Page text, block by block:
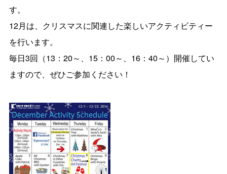
す。
12月は、クリスマスに関連した楽しいアクティビティー
を行います。
毎日3回（13：20～、15：00～、16：40～）開催してい
ますので、ぜひご参加ください！